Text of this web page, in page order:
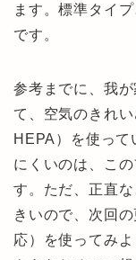
ます。標準タイ
です。
参考までに、我
て、空気のきれ
HEPA）を使って
にくいのは、こ
す。ただ、正直
きいので、次回
応）を使ってみ